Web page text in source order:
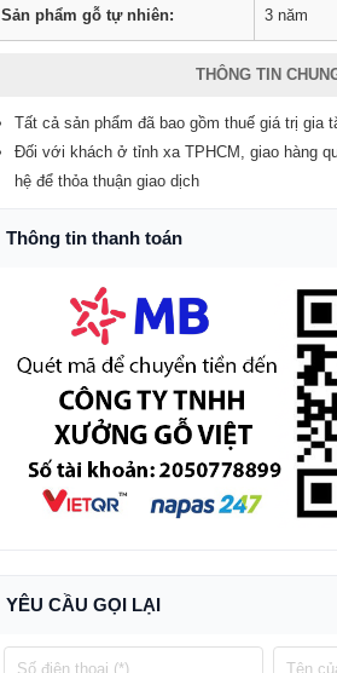
Sản phẩm gỗ tự nhiên: 3 năm
THÔNG TIN
Tất cả sản phẩm đã bao gồm thuế giá trị gia
Đối với khách ở tỉnh xa TPHCM, giao hàng
hệ để thỏa thuận giao dịch
Thông tin thanh toán
YÊU CẦU GỌI LẠI